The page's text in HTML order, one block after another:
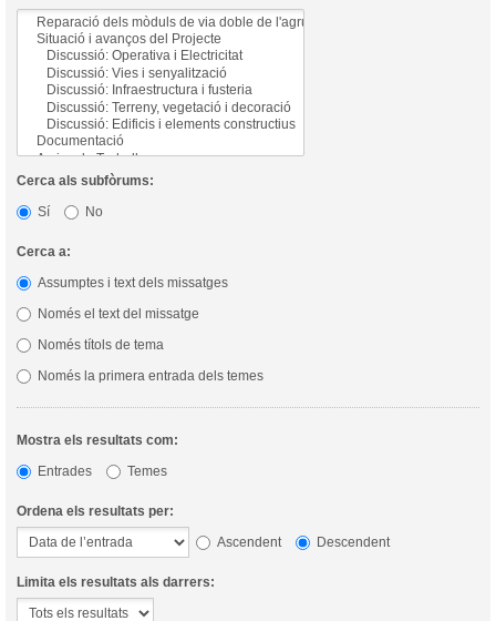
Cerca als subfòrums:
Sí
No
Cerca a:
Assumptes i text dels missatges
Només el text del missatge
Només títols de tema
Només la primera entrada dels temes
Mostra els resultats com:
Entrades
Temes
Ordena els resultats per:
Ascendent
Descendent
Limita els resultats als darrers: